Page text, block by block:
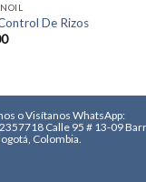
De Rizos
o VisítanosWhatsApp:
Calle 95 # 13-09
Colombia.